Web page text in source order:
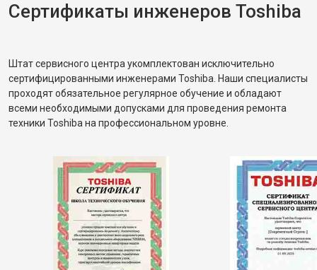
Сертификаты инженеров Toshiba
Штат сервисного центра укомплектован исключительно
сертифицированными инженерами Toshiba. Наши специалисты
проходят обязательное регулярное обучение и обладают
всеми необходимыми допусками для проведения ремонта
техники Toshiba на профессиональном уровне.